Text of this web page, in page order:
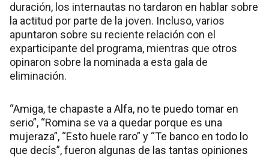
duración, los internautas no tardaron en hablar sobre
la actitud por parte de la joven. Incluso, varios
apuntaron sobre su reciente relación con el
exparticipante del programa, mientras que otros
opinaron sobre la nominada a esta gala de
eliminación.
“Amiga, te chapaste a Alfa, no te puedo tomar en
serio”, “Romina se va a quedar porque es una
mujeraza”, “Esto huele raro” y “Te banco en todo lo
que decís”, fueron algunas de las tantas opiniones